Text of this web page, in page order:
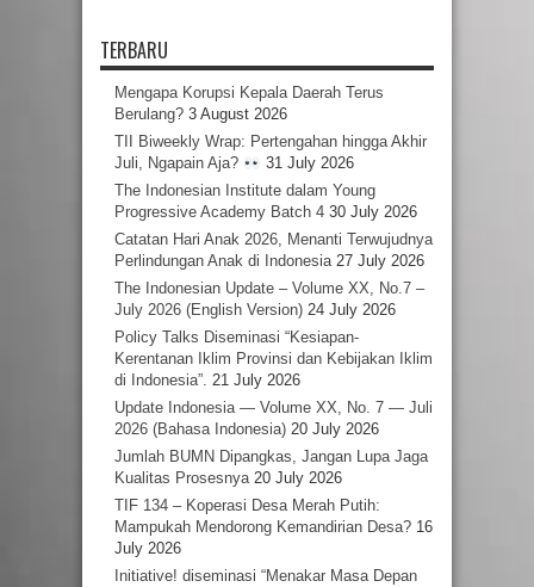
TERBARU
Mengapa Korupsi Kepala Daerah Terus
Berulang? 3 August 2026
TII Biweekly Wrap: Pertengahan hingga Akhir
Juli, Ngapain Aja?
31 July 2026
The Indonesian Institute dalam Young
Progressive Academy Batch 4 30 July 2026
Catatan Hari Anak 2026, Menanti Terwujudnya
Perlindungan Anak di Indonesia 27 July 2026
The Indonesian Update – Volume XX, No.7 –
July 2026 (English Version) 24 July 2026
Policy Talks Diseminasi “Kesiapan-
Kerentanan Iklim Provinsi dan Kebijakan Iklim
di Indonesia”. 21 July 2026
Update Indonesia — Volume XX, No. 7 — Juli
2026 (Bahasa Indonesia) 20 July 2026
Jumlah BUMN Dipangkas, Jangan Lupa Jaga
Kualitas Prosesnya 20 July 2026
TIF 134 – Koperasi Desa Merah Putih:
Mampukah Mendorong Kemandirian Desa? 16
July 2026
Initiative! diseminasi “Menakar Masa Depan